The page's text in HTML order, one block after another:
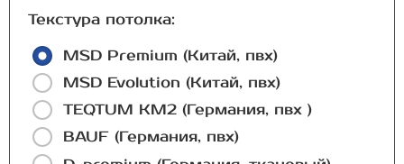
Текстура потолка:
MSD Premium (Китай, пвх)
MSD Evolution (Китай, пвх)
TEQTUM КМ2 (Германия, пвх )
BAUF (Германия, пвх)